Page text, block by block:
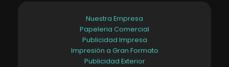
Nuestra Empresa
Papeleria Comercial
Publicidad Impresa
Impresión a Gran Formato
Publicidad Exterior